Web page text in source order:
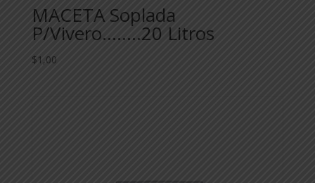
MACETA Soplada
P/Vivero……..20 Litros
$1,00